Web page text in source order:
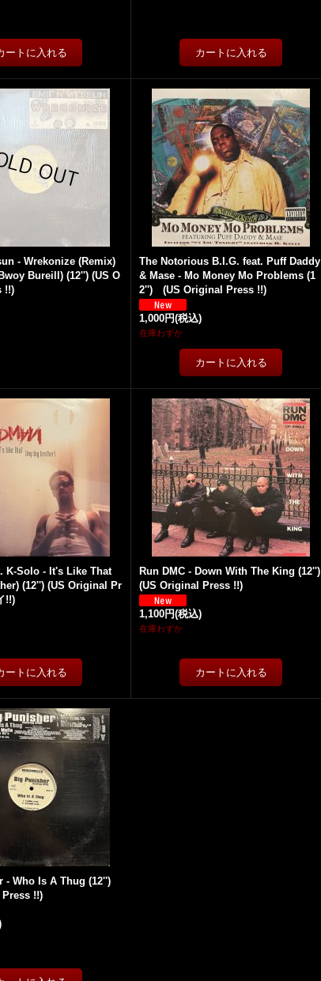
- Wrekonize (Remix)
Bureill) (12'') (US O
!!)
The Notorious B.I.G. feat. Puff Daddy
& Mase - Mo Money Mo Problems (1
2'') (US Original Press !!)
1,000円(税込)
在庫わずか
K-Solo - It's Like That
(12'') (US Original Pr
!!)
Run DMC - Down With The King (12'')
(US Original Press !!)
1,100円(税込)
在庫わずか
- Who Is A Thug (12'')
!!)